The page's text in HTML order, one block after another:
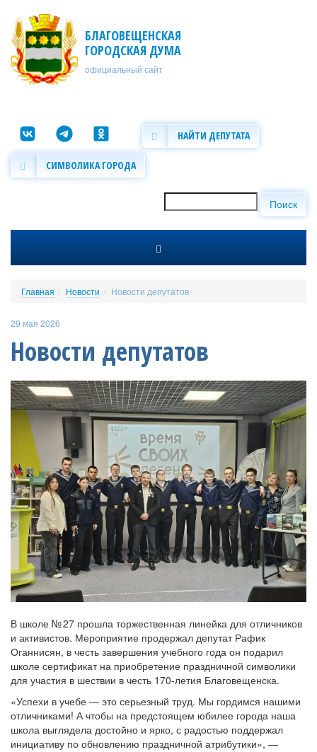
БЛАГОВЕЩЕНСКАЯ
ГОРОДСКАЯ ДУМА
официальный сайт
НАЙТИ ДЕПУТАТА
СИМВОЛИКА ГОРОДА
Форма поиска
Поиск
Главная Новости Новости депутатов
29 мая 2026
Новости депутатов
В школе № 27 прошла торжественная линейка для отличников
и активистов. Мероприятие продержал депутат Рафик
Оганнисян, в честь завершения учебного года он подарил
школе сертификат на приобретение праздничной символики
для участия в шествии в честь 170-летия Благовещенска.
«Успехи в учебе — это серьезный труд. Мы гордимся нашими
отличниками! А чтобы на предстоящем юбилее города наша
школа выглядела достойно и ярко, с радостью поддержал
инициативу по обновлению праздничной атрибутики», —